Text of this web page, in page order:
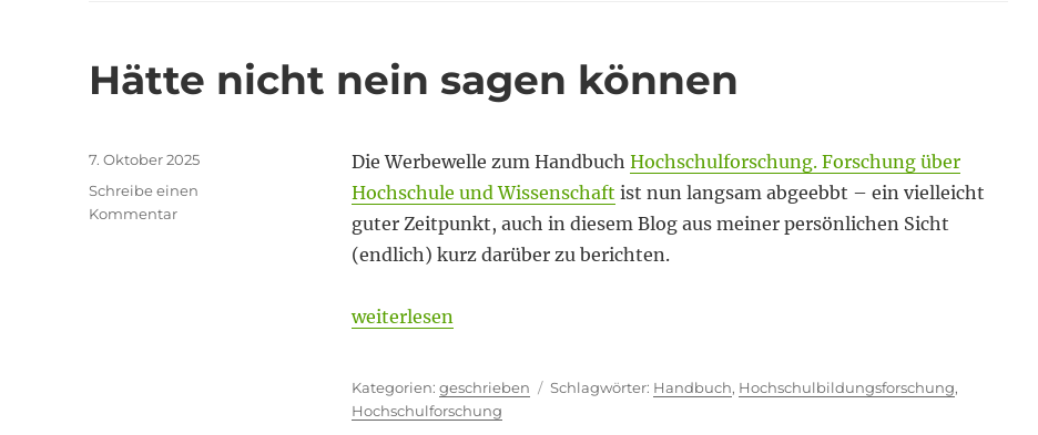
Hätte nicht nein sagen können
Die Werbewelle zum Handbuch Hochschulforschung. Forschung über
Hochschule und Wissenschaft ist nun langsam abgeebbt – ein vielleicht
guter Zeitpunkt, auch in diesem Blog aus meiner persönlichen Sicht
(endlich) kurz darüber zu berichten.
„Hätte nicht nein sagen können“
weiterlesen
Kategorien
geschrieben Schlagwörter
Handbuch, Hochschulbildungsforschung,
Hochschulforschung
Veröffentlicht
am
7. Oktober 2025
Schreibe einen
Kommentarzu